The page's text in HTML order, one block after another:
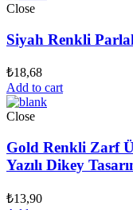
Close
Siyah Renkli
₺18,68
Add to cart
Close
Gold Renkli Zarf
Yazılı Dikey
₺13,90